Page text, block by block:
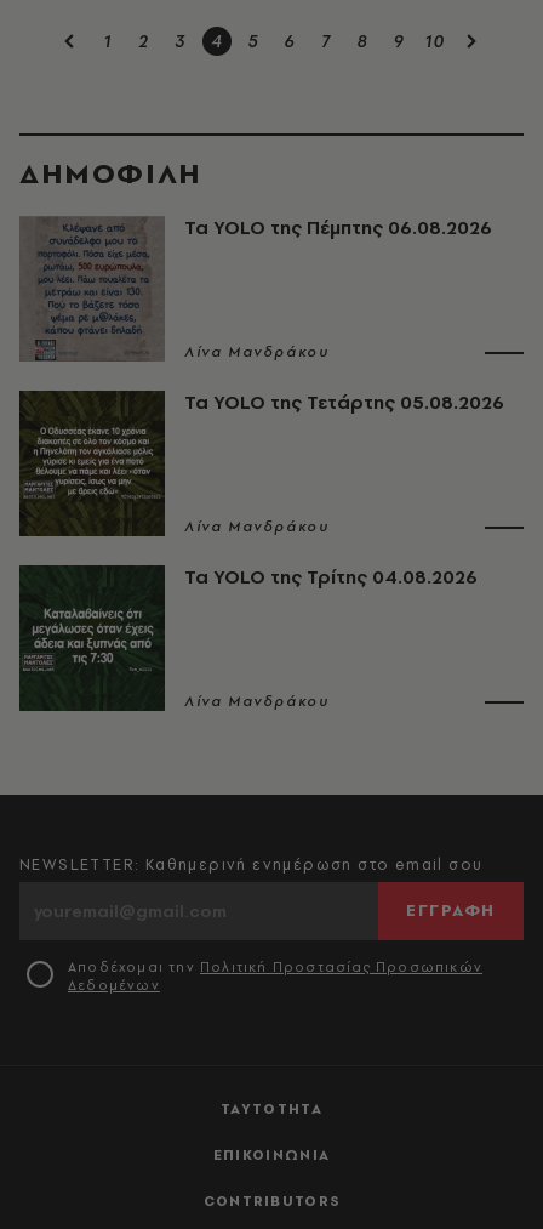
1 2 3 4 5 6 7 8 9 10
ΔΗΜΟΦΙΛΗ
Τα YOLO της Πέμπτης 06.08.2026
Λίνα Μανδράκου
Τα YOLO της Τετάρτης 05.08.2026
Λίνα Μανδράκου
Τα YOLO της Τρίτης 04.08.2026
Λίνα Μανδράκου
ΤΑΥΤΟΤΗΤΑ
ΕΠΙΚΟΙΝΩΝΙΑ
CONTRIBUTORS
NEWSLETTER: Καθημερινή ενημέρωση στο email σου
ΕΓΓΡΑΦΗ
Αποδέχομαι την Πολιτική Προστασίας Προσωπικών
Δεδομένων